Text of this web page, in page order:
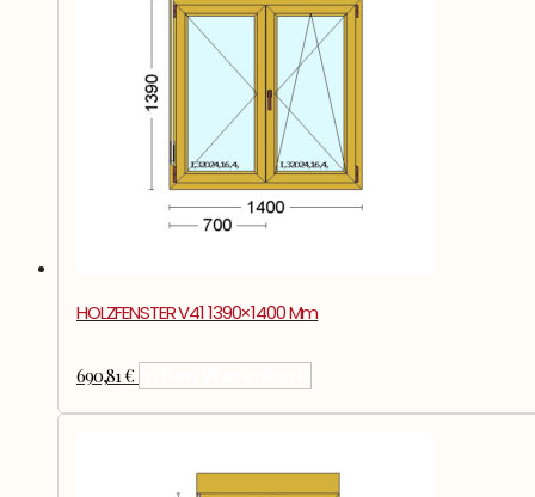
HOLZFENSTER V41 1390×1400 Mm
690,81€